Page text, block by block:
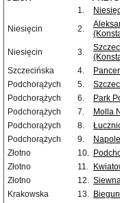
1.
Niesięcin
2.
Niesięcin
3.
Szczecińska
4.
Podchorążych
5.
Podchorążych
6. Park
Podchorążych
7. Molla
Podchorążych
8.
Podchorążych
9.
Złotno
10.
Złotno
11.
Złotno
12.
Krakowska
13.